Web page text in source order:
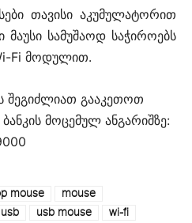
თავისი აკუმულატორით
სამუშაოდ საჭიროებს
Fi მოდულით.
შეგიძლიათ გააკეთოთ
მოცემულ ანგარიშზე:
mouse
mouse
usb usb mouse
wi-fi